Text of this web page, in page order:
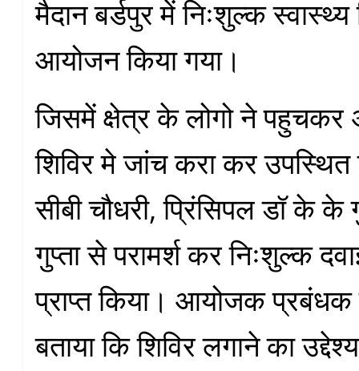
मैदान बर्डपुर में निःशुल्क स्वास्थ्य
आयोजन किया गया।
जिसमें क्षेत्र के लोगो ने पहुचकर
शिविर मे जांच करा कर
सीबी चौधरी, प्रिंसिपल डॉ के के
गुप्ता से परामर्श कर निःशुल्क
प्राप्त किया। आयोजक प्रबंधक
बताया कि शिविर लगाने का